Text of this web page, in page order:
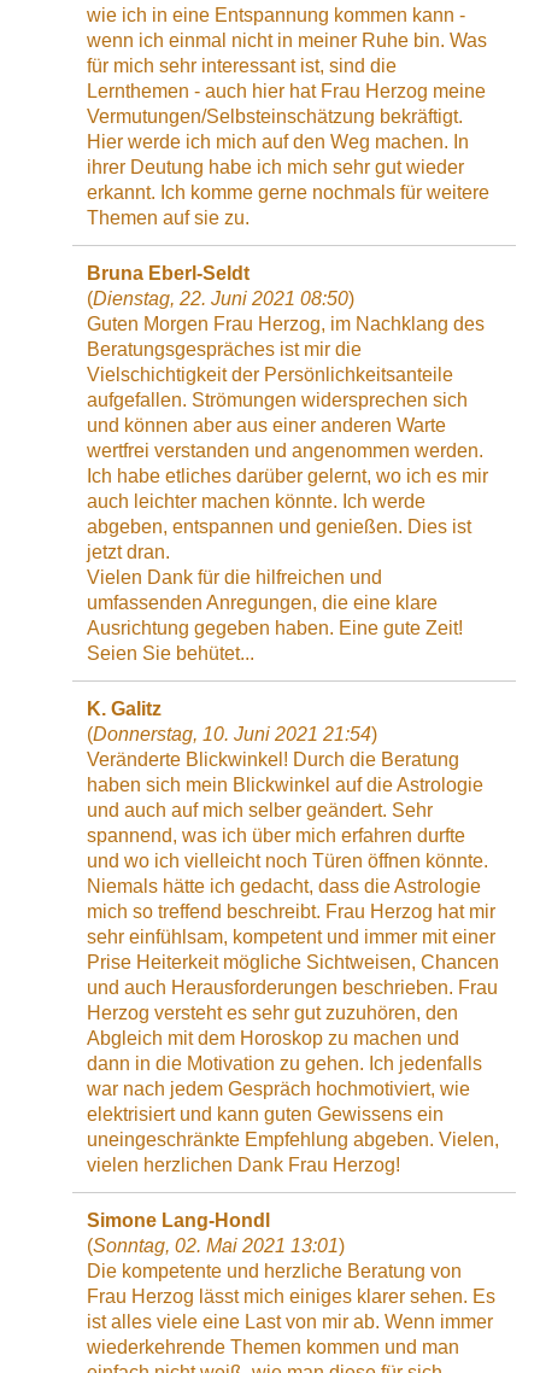
wie ich in eine Entspannung kommen kann -
wenn ich einmal nicht in meiner Ruhe bin. Was
für mich sehr interessant ist, sind die
Lernthemen - auch hier hat Frau Herzog meine
Vermutungen/Selbsteinschätzung bekräftigt.
Hier werde ich mich auf den Weg machen. In
ihrer Deutung habe ich mich sehr gut wieder
erkannt. Ich komme gerne nochmals für weitere
Themen auf sie zu.
Bruna Eberl-Seldt
(Dienstag, 22. Juni 2021 08:50)
Guten Morgen Frau Herzog, im Nachklang des
Beratungsgespräches ist mir die
Vielschichtigkeit der Persönlichkeitsanteile
aufgefallen. Strömungen widersprechen sich
und können aber aus einer anderen Warte
wertfrei verstanden und angenommen werden.
Ich habe etliches darüber gelernt, wo ich es mir
auch leichter machen könnte. Ich werde
abgeben, entspannen und genießen. Dies ist
jetzt dran.
Vielen Dank für die hilfreichen und
umfassenden Anregungen, die eine klare
Ausrichtung gegeben haben. Eine gute Zeit!
Seien Sie behütet...
K. Galitz
(Donnerstag, 10. Juni 2021 21:54)
Veränderte Blickwinkel! Durch die Beratung
haben sich mein Blickwinkel auf die Astrologie
und auch auf mich selber geändert. Sehr
spannend, was ich über mich erfahren durfte
und wo ich vielleicht noch Türen öffnen könnte.
Niemals hätte ich gedacht, dass die Astrologie
mich so treffend beschreibt. Frau Herzog hat mir
sehr einfühlsam, kompetent und immer mit einer
Prise Heiterkeit mögliche Sichtweisen, Chancen
und auch Herausforderungen beschrieben. Frau
Herzog versteht es sehr gut zuzuhören, den
Abgleich mit dem Horoskop zu machen und
dann in die Motivation zu gehen. Ich jedenfalls
war nach jedem Gespräch hochmotiviert, wie
elektrisiert und kann guten Gewissens ein
uneingeschränkte Empfehlung abgeben. Vielen,
vielen herzlichen Dank Frau Herzog!
Simone Lang-Hondl
(Sonntag, 02. Mai 2021 13:01)
Die kompetente und herzliche Beratung von
Frau Herzog lässt mich einiges klarer sehen. Es
ist alles viele eine Last von mir ab. Wenn immer
wiederkehrende Themen kommen und man